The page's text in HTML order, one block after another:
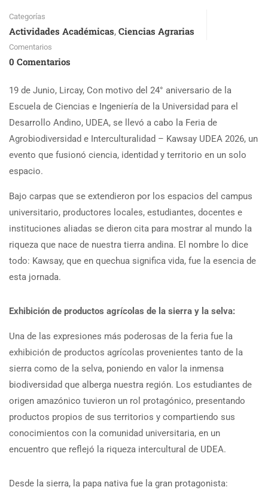
Categorías
Actividades Académicas, Ciencias Agrarias
Comentarios
0 Comentarios
19 de Junio, Lircay, Con motivo del 24° aniversario de la
Escuela de Ciencias e Ingeniería de la Universidad para el
Desarrollo Andino, UDEA, se llevó a cabo la Feria de
Agrobiodiversidad e Interculturalidad – Kawsay UDEA 2026, un
evento que fusionó ciencia, identidad y territorio en un solo
espacio.
Bajo carpas que se extendieron por los espacios del campus
universitario, productores locales, estudiantes, docentes e
instituciones aliadas se dieron cita para mostrar al mundo la
riqueza que nace de nuestra tierra andina. El nombre lo dice
todo: Kawsay, que en quechua significa vida, fue la esencia de
esta jornada.
Exhibición de productos agrícolas de la sierra y la selva:
Una de las expresiones más poderosas de la feria fue la
exhibición de productos agrícolas provenientes tanto de la
sierra como de la selva, poniendo en valor la inmensa
biodiversidad que alberga nuestra región. Los estudiantes de
origen amazónico tuvieron un rol protagónico, presentando
productos propios de sus territorios y compartiendo sus
conocimientos con la comunidad universitaria, en un
encuentro que reflejó la riqueza intercultural de UDEA.
Desde la sierra, la papa nativa fue la gran protagonista: